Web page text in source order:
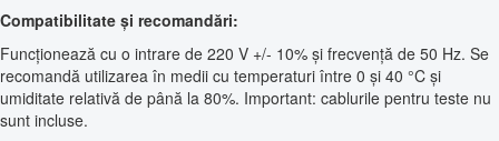
Compatibilitate și recomandări:
Funcționează cu o intrare de 220 V +/- 10% și frecvență de 50 Hz. Se
recomandă utilizarea în medii cu temperaturi între 0 și 40 °C și
umiditate relativă de până la 80%. Important: cablurile pentru teste nu
sunt incluse.